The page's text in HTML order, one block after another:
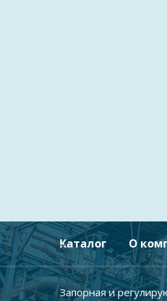
Каталог О
Запорная и